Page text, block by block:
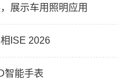
展示车用照明应用
ISE 2026
智能手表